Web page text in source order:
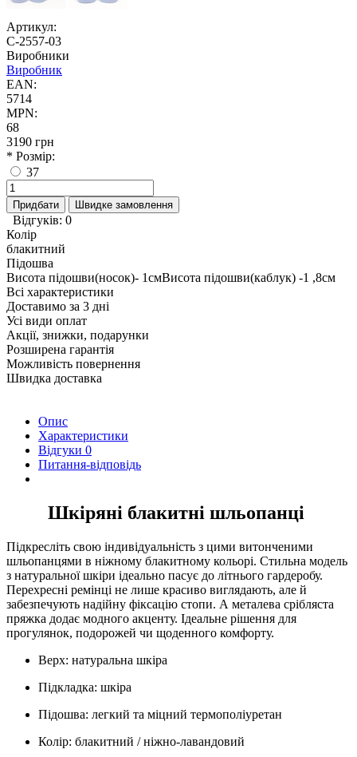
Артикул:
С-2557-03
Виробники
Виробник
EAN:
5714
MPN:
68
3190 грн
* Розмір:
37
Придбати Швидке замовлення
Відгуків: 0
Колір
блакитний
Підошва
Висота підошви(носок)- 1смВисота підошви(каблук) -1 ,8см
Всі характеристики
Доставимо за 3 дні
Усі види оплат
Акції, знижки, подарунки
Розширена гарантія
Можливість повернення
Швидка доставка
Опис
Характеристики
Відгуки 0
Питання-відповідь
Шкіряні блакитні шльопанці
Підкресліть свою індивідуальність з цими витонченими
шльопанцями в ніжному блакитному кольорі. Стильна модель
з натуральної шкіри ідеально пасує до літнього гардеробу.
Перехресні ремінці не лише красиво виглядають, але й
забезпечують надійну фіксацію стопи. А металева срібляста
пряжка додає модного акценту. Ідеальне рішення для
прогулянок, подорожей чи щоденного комфорту.
Верх: натуральна шкіра
Підкладка: шкіра
Підошва: легкий та міцний термополіуретан
Колір: блакитний / ніжно-лавандовий